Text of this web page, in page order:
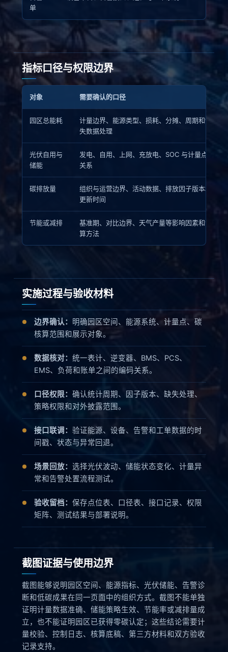
单
指标口径与权限边界
对象 需要确认的口径
园区总能耗
计量边界、能源类型、损耗、分摊、周期和缺
失数据处理
光伏自用与
储能
发电、自用、上网、充放电、SOC 与计量点
关系
碳排放量
组织与运营边界、活动数据、排放因子版本和
更新时间
节能或减排
基准期、对比边界、天气产量等影响因素和计
算方法
实施过程与验收材料
边界确认： 明确园区空间、能源系统、计量点、碳
核算范围和展示对象。
数据核对： 统一表计、逆变器、BMS、PCS、
EMS、负荷和账单之间的编码关系。
口径权限： 确认统计周期、因子版本、缺失处理、
策略权限和对外披露范围。
接口联调： 验证能源、设备、告警和工单数据的时
间戳、状态与异常回退。
场景回放： 选择光伏波动、储能状态变化、计量异
常和告警处置流程测试。
验收留档： 保存点位表、口径表、接口记录、权限
矩阵、测试结果与部署说明。
截图证据与使用边界
截图能够说明园区空间、能源指标、光伏储能、告警诊
断和低碳成果在同一页面中的组织方式。截图不能单独
证明计量数据准确、储能策略生效、节能率或减排量成
立，也不能证明园区已获得零碳认定；这些结论需要计
量校验、控制日志、核算底稿、第三方材料和双方验收
记录支持。